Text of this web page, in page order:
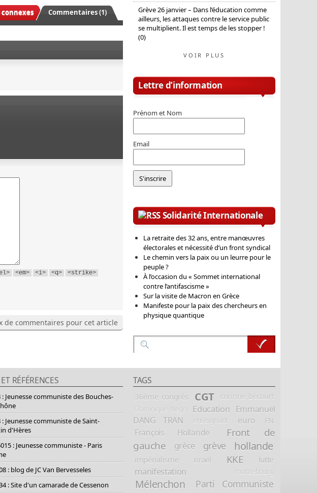
Commentaires (1)
<em> <i> <q>
<strike>
de commentaires pour cet article
Grève 26 janvier – Dans l’éducation comme
ailleurs, les attaques contre le service public
se multiplient. Il est temps de les stopper !
(0)
VOIR PLUS
Lettre d’information
Prénom et Nom
Email
Solidarité Internationale
La retraite des 32 ans, entre manœuvres
électorales et nécessité d’un front syndical
Le chemin vers la paix ou un leurre pour le
peuple ?
À l’occasion du « Sommet international
contre l’antifascisme »
Sur la visite de Macron en Grèce
Manifeste pour la paix des chercheurs en
physique quantique
RÉFÉRENCES
: Jeunesse communiste des Bouches-
: Jeunesse communiste de Saint-
d'Hères
: Jeunesse communiste - Paris
: blog de JC Van Bervesseles
: Site d'un camarade de Cessenon
TAGS
36ème congrès CGT corinne bécourt
Dominique Negri Education
Emmanuel
DANG TRAN
enseignant euro FN
François Hollande
Front de
gauche
grèce grève hollande
impérialisme israël KKE lutte
manifestation montebourg
Mélenchon Parti Communiste